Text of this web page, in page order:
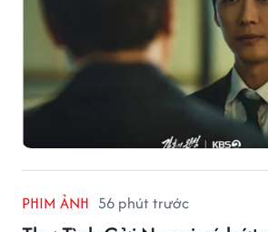
PHIM ẢNH 56 phút trước